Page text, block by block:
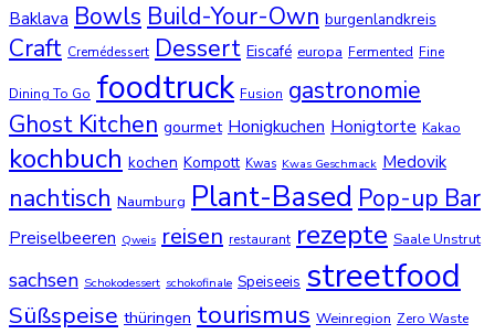
Baklava Bowls Build-Your-Own burgenlandkreis
Craft Cremédessert Dessert Eiscafé europa Fermented Fine
Dining To Go foodtruck Fusion gastronomie
Ghost Kitchen gourmet Honigkuchen Honigtorte Kakao
kochbuch kochen Kompott Kwas Kwas Geschmack Medovik
nachtisch Naumburg Plant-Based Pop-up Bar
Preiselbeeren Qweis reisen restaurant rezepte Saale Unstrut
sachsen Schokodessert schokofinale Speiseeis streetfood
Süßspeise thüringen tourismus Weinregion Zero Waste